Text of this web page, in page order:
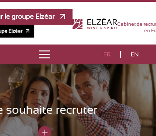
le groupe Elzéar
Elzéar
Cabinet de
en
FR EN
À PROPOS
RÉFÉRENCES
MÉTHODOLOGIE
souhaite recruter